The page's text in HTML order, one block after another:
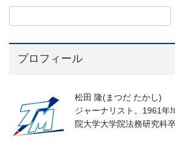
プロフィール
松田 隆(まつだ たかし)
ジャーナリスト。1961年
院大学大学院法務研究科卒